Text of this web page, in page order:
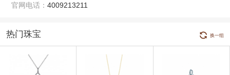
官网电话： 4009213211
热门珠宝 换一组